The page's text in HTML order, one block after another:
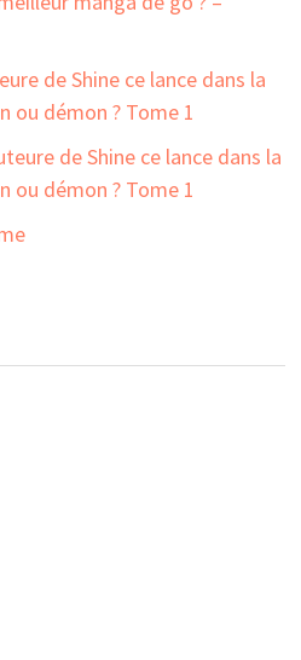
de Shine ce lance dans la
ou démon ? Tome 1
de Shine ce lance dans la
ou démon ? Tome 1